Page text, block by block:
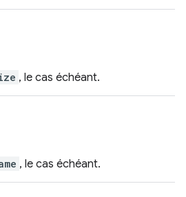
, le cas échéant.
, le cas échéant.